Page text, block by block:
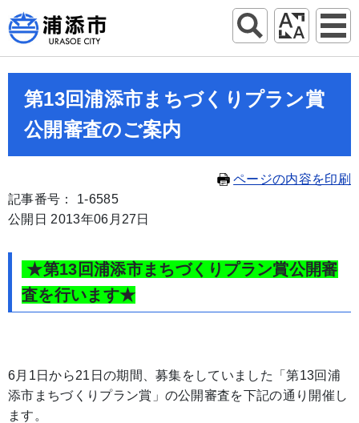
第13回浦添市まちづくりプラン賞
公開審査のご案内
ページの内容を印刷
記事番号： 1-6585
公開日 2013年06月27日
★第13回浦添市まちづくりプラン賞公開審
査を行います★
6月1日から21日の期間、募集をしていました「第13回浦
添市まちづくりプラン賞」の公開審査を下記の通り開催し
ます。